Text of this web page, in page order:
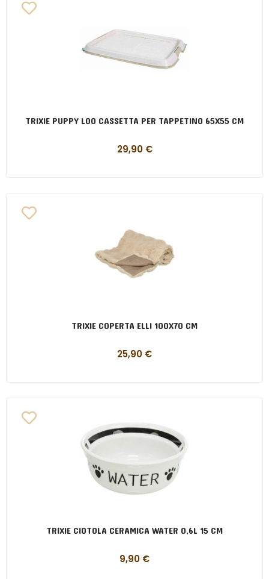
TRIXIE PUPPY LOO CASSETTA PER TAPPETINO 65X55 CM
29,90 €
TRIXIE COPERTA ELLI 100X70 CM
25,90 €
TRIXIE CIOTOLA CERAMICA WATER 0,6L 15 CM
9,90 €